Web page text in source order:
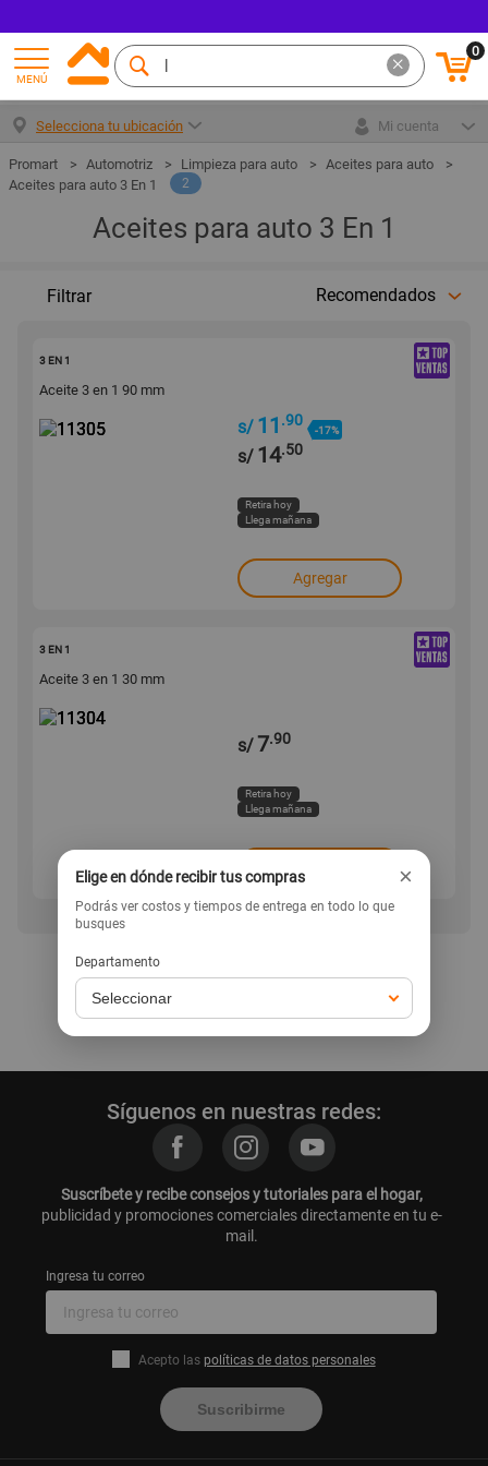
MENÚ
0
Selecciona tu ubicación Mi cuenta
Automotriz Limpieza para auto
Aceites para auto
Aceites para auto 3 En 1
2
Aceites para auto 3 En 1
Filtrar Recomendados
3 EN 1
Aceite 3 en 1 90 mm
s/ 11 .90
-17%
s/ 14.50
Retira hoy
Llega mañana
Agregar
3 EN 1
Aceite 3 en 1 30 mm
s/7.90
Retira hoy
Llega mañana
Síguenos en nuestras redes:
Suscríbete y recibe consejos y tutoriales para el hogar,
publicidad y promociones comerciales directamente en tu e-
mail.
Ingresa tu correo
Acepto las políticas de datos personales
Suscribirme
Elige en dónde recibir tus compras ×
Podrás ver costos y tiempos de entrega en todo lo que
busques
Departamento